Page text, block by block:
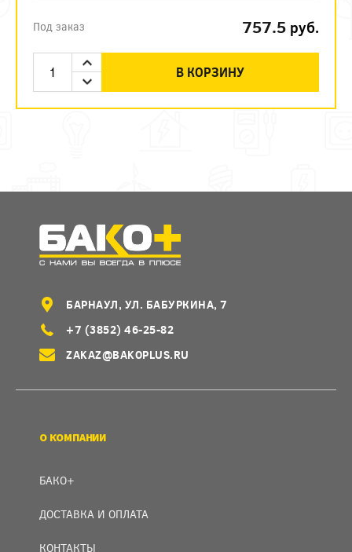
Под заказ 757.5 руб.
В КОРЗИНУ
БАРНАУЛ, УЛ. БАБУРКИНА, 7
+7 (3852) 46-25-82
ZAKAZ@BAKOPLUS.RU
О КОМПАНИИ
БАКО+
ДОСТАВКА И ОПЛАТА
КОНТАКТЫ